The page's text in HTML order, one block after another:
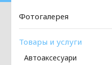
Фотогалерея
Товары и услуги
Автоаксесуари